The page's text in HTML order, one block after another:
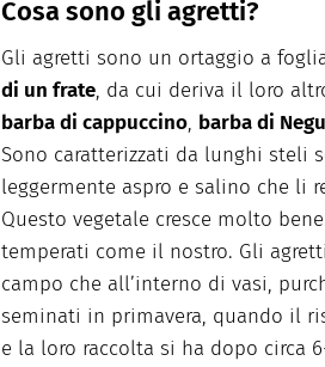
Cosa sono gli agretti?
Gli agretti sono un ortaggio a
di un frate, da cui deriva il loro
barba di cappuccino, barba di
Sono caratterizzati da lunghi steli
leggermente aspro e salino che li
Questo vegetale cresce molto
temperati come il nostro. Gli
campo che all’interno di vasi,
seminati in primavera, quando il
e la loro raccolta si ha dopo circa